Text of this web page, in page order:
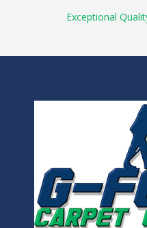
Exceptional